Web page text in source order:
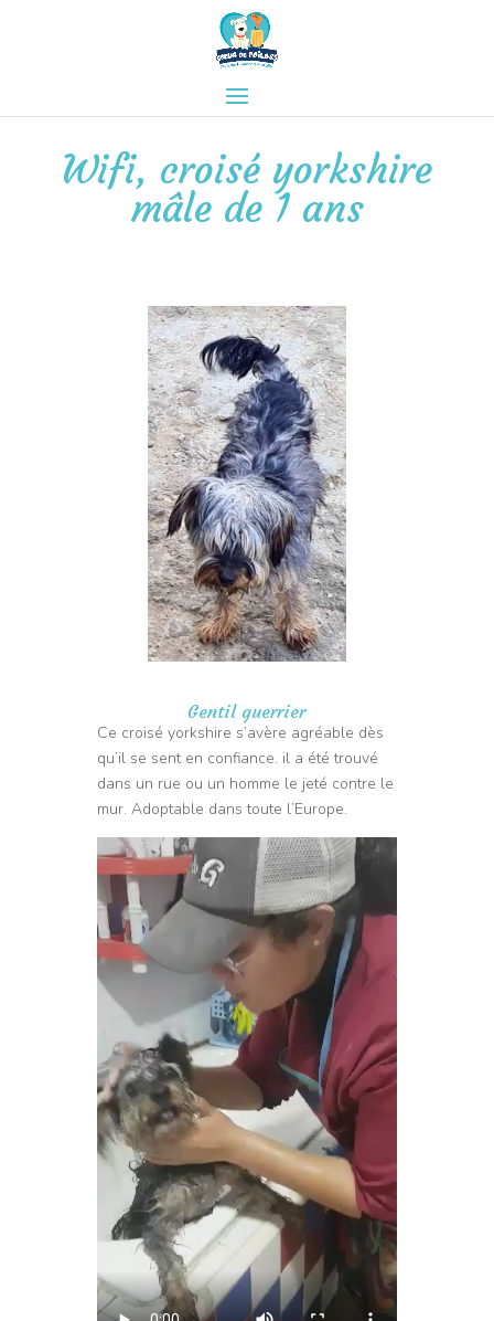
Wifi, croisé yorkshire
mâle de 1 ans
Gentil guerrier
Ce croisé yorkshire s’avère agréable dès
qu’il se sent en confiance. il a été trouvé
dans un rue ou un homme le jeté contre le
mur. Adoptable dans toute l’Europe.